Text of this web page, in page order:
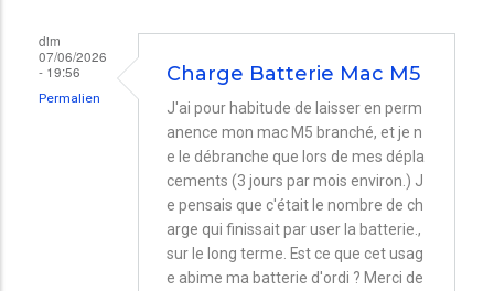
dim
07/06/2026
- 19:56
Permalien
Charge Batterie Mac M5
J'ai pour habitude de laisser en perm
anence mon mac M5 branché, et je n
e le débranche que lors de mes dépla
cements (3 jours par mois environ.) J
e pensais que c'était le nombre de ch
arge qui finissait par user la batterie.,
sur le long terme. Est ce que cet usag
e abime ma batterie d'ordi ? Merci de